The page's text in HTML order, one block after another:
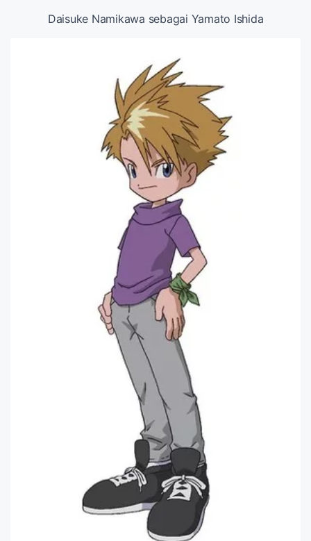
Daisuke Namikawa sebagai Yamato Ishida